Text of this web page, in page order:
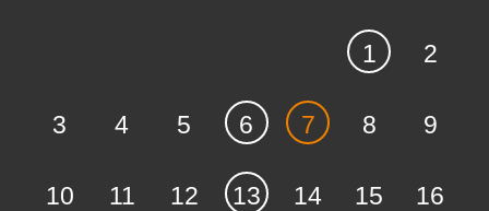
1 2
3 4 5 6 7 8 9
10 11 12 13 14 15 16